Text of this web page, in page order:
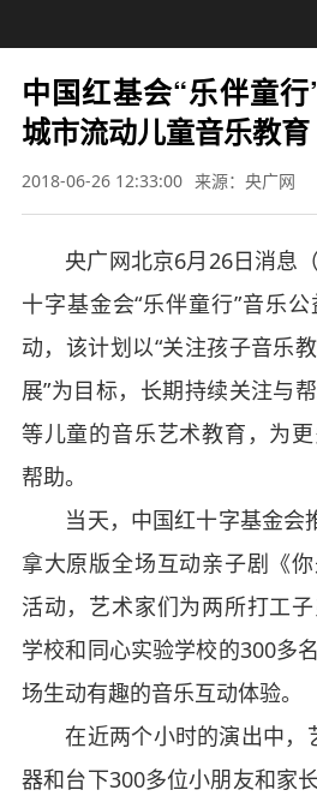
中国红基会“乐伴童
城市流动儿童音乐教育
2018-06-26 12:33:00 来源：央广网
央广网北京6月26日消息（
十字基金会“乐伴童行”音乐
动，该计划以“关注孩子音乐
展”为目标，长期持续关注与
等儿童的音乐艺术教育，为
帮助。
当天，中国红十字基金会
拿大原版全场互动亲子剧《
活动，艺术家们为两所打工
学校和同心实验学校的300多
场生动有趣的音乐互动体验。
在近两个小时的演出中，
器和台下300多位小朋友和家